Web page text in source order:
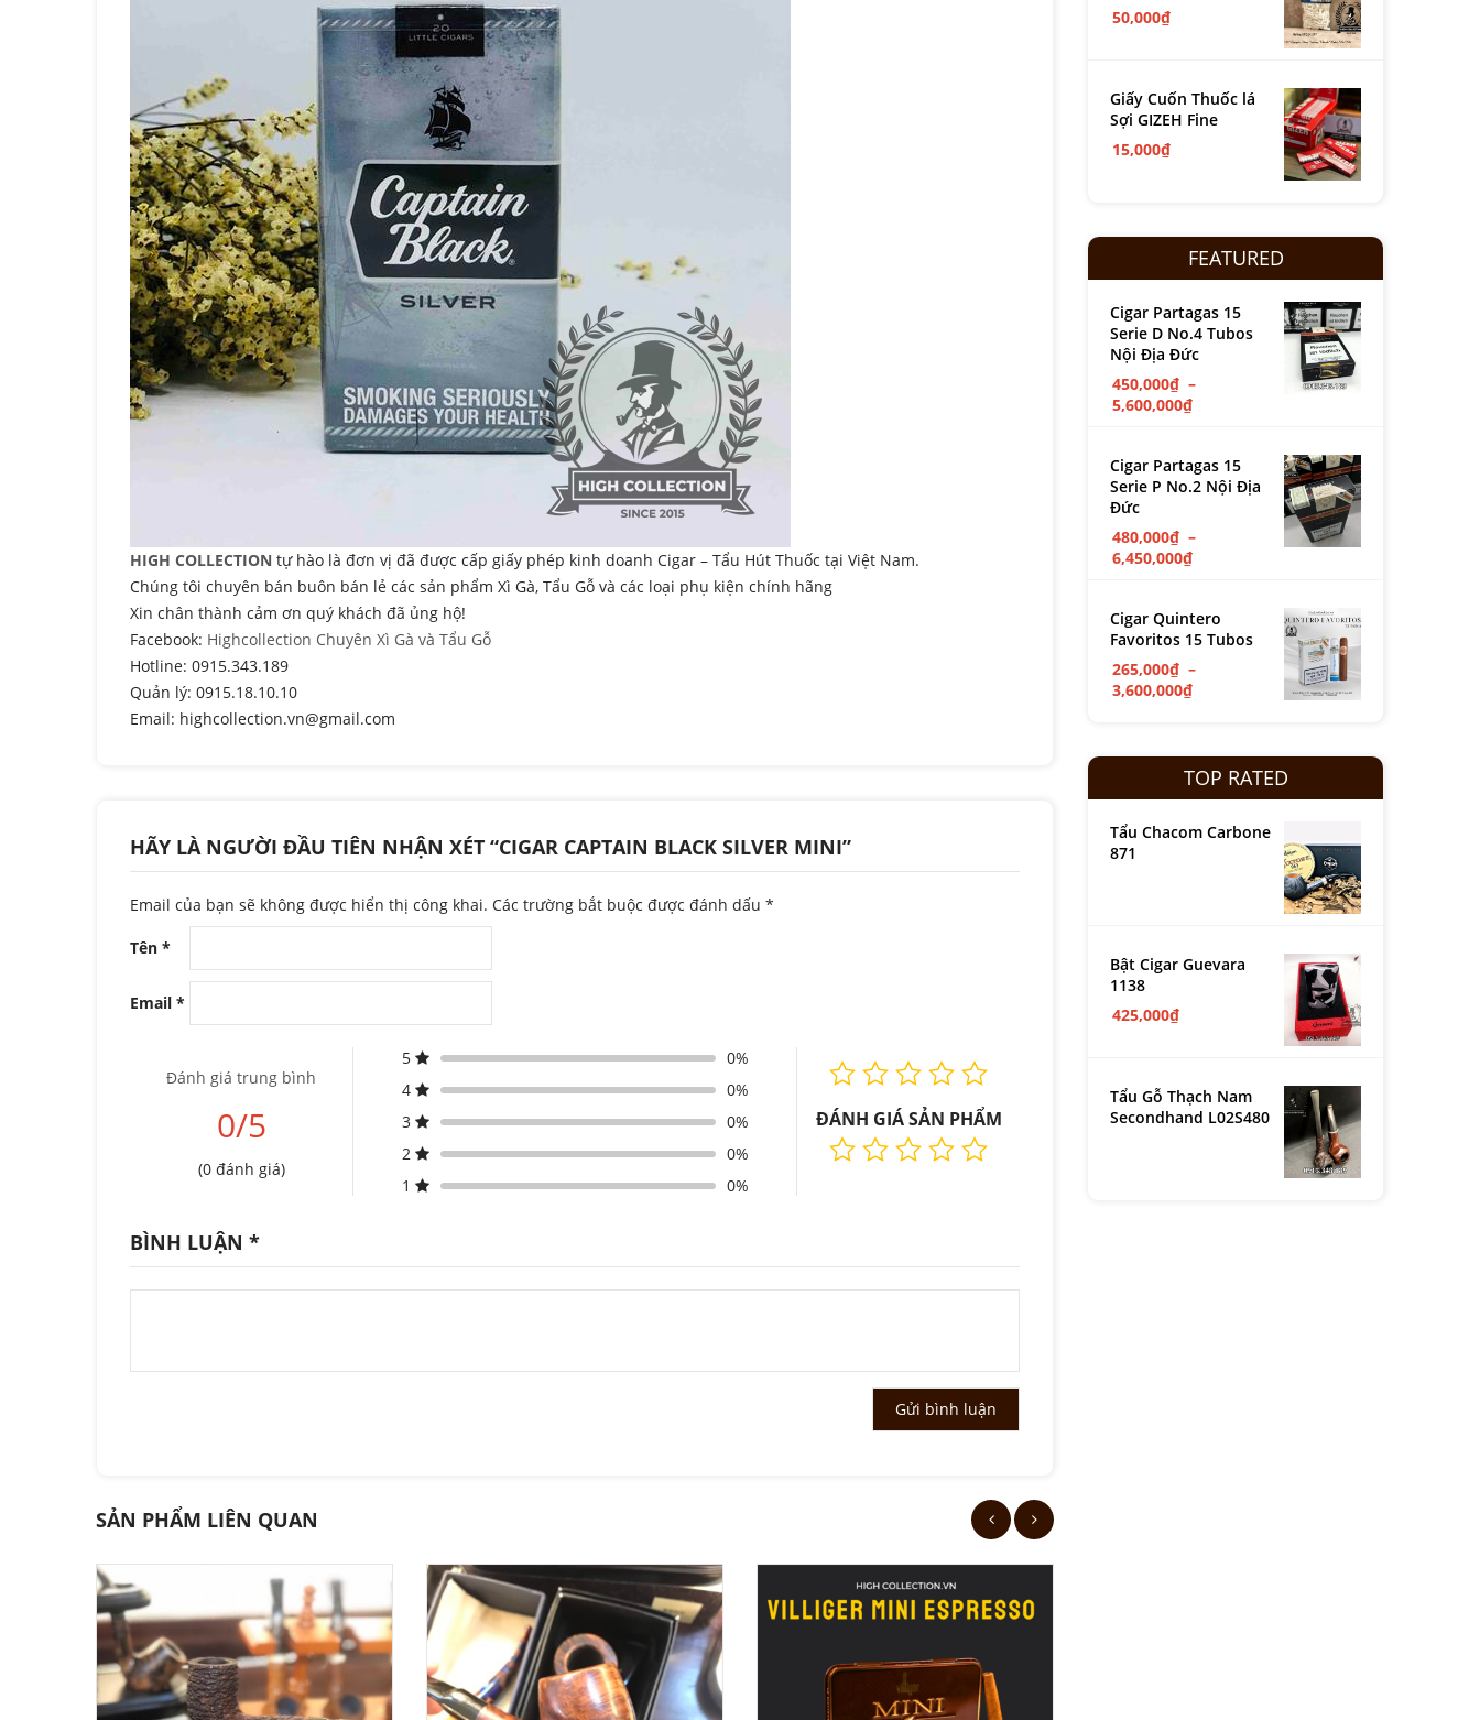
HIGH COLLECTION tự hào là đơn vị đã được cấp giấy phép kinh doanh Cigar – Tẩu Hút Thuốc tại Việt Nam.
Chúng tôi chuyên bán buôn bán lẻ các sản phẩm Xì Gà, Tẩu Gỗ và các loại phụ kiện chính hãng
Xin chân thành cảm ơn quý khách đã ủng hộ!
Facebook: Highcollection Chuyên Xì Gà và Tẩu Gỗ
Hotline: 0915.343.189
Quản lý: 0915.18.10.10
Email: highcollection.vn@gmail.com
HÃY LÀ NGƯỜI ĐẦU TIÊN NHẬN XÉT “CIGAR CAPTAIN BLACK SILVER MINI”
Email của bạn sẽ không được hiển thị công khai. Các trường bắt buộc được đánh dấu *
Tên *
Email *
Đánh giá trung bình
0/5
(0 đánh giá)
5
0%
4
0%
3
0%
2
0%
1
0%
ĐÁNH GIÁ SẢN PHẨM
BÌNH LUẬN *
SẢN PHẨM LIÊN QUAN
50,000₫
Giấy Cuốn Thuốc lá
Sợi GIZEH Fine
15,000₫
FEATURED
Cigar Partagas 15
Serie D No.4 Tubos
Nội Địa Đức
450,000₫ –
5,600,000₫
Cigar Partagas 15
Serie P No.2 Nội Địa
Đức
480,000₫ –
6,450,000₫
Cigar Quintero
Favoritos 15 Tubos
265,000₫ –
3,600,000₫
TOP RATED
Tẩu Chacom Carbone
871
Bật Cigar Guevara
1138
425,000₫
Tẩu Gỗ Thạch Nam
Secondhand L02S480